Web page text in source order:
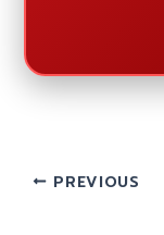
PREVIOUS